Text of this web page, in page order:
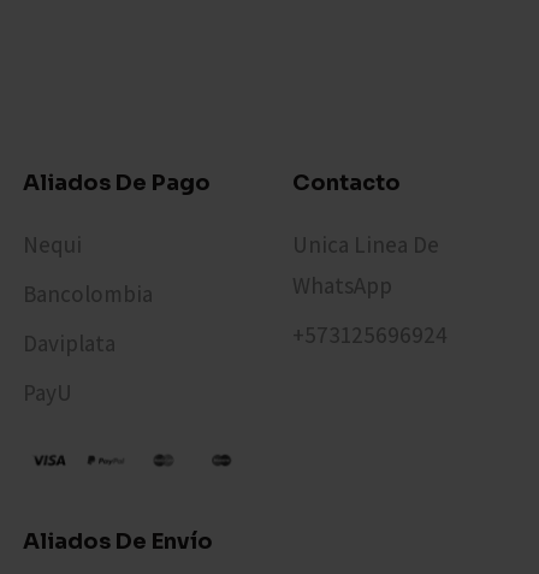
Aliados De Pago
Nequi
Bancolombia
Daviplata
PayU
Contacto
Unica Linea De
WhatsApp
+573125696924​
Aliados De Envío